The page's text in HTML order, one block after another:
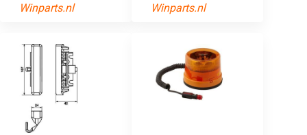
Winparts.nl Winparts.nl